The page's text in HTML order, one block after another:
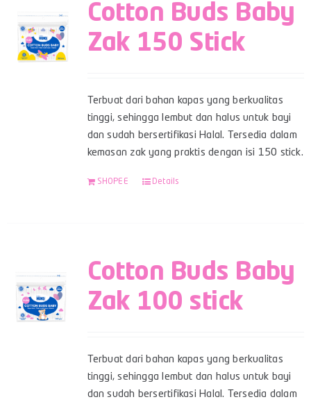
Cotton Buds Baby
Zak 150 Stick
Terbuat dari bahan kapas yang berkualitas
tinggi, sehingga lembut dan halus untuk bayi
dan sudah bersertifikasi Halal. Tersedia dalam
kemasan zak yang praktis dengan isi 150 stick.
SHOPEE Details
Cotton Buds Baby
Zak 100 stick
Terbuat dari bahan kapas yang berkualitas
tinggi, sehingga lembut dan halus untuk bayi
dan sudah bersertifikasi Halal. Tersedia dalam